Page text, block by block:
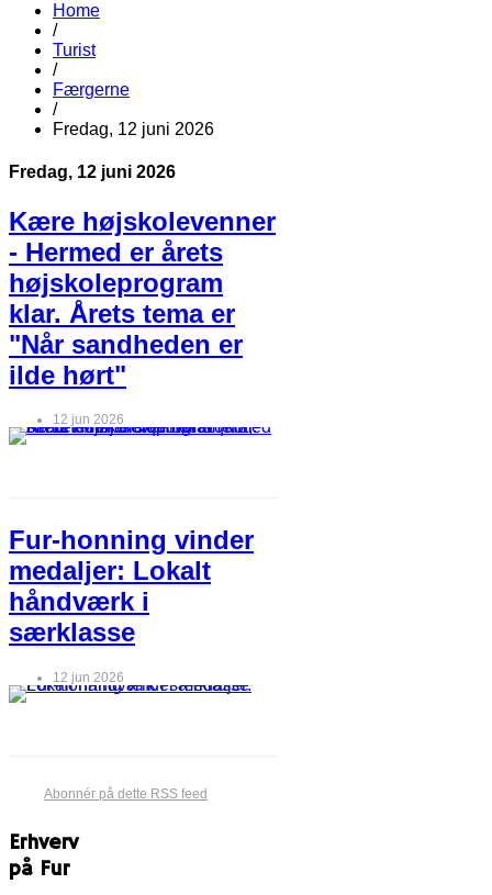
Home
/
Turist
/
Færgerne
/
Fredag, 12 juni 2026
Fredag, 12 juni 2026
Kære højskolevenner
- Hermed er årets
højskoleprogram
klar. Årets tema er
"Når sandheden er
ilde hørt"
12 jun 2026
Fur-honning vinder
medaljer: Lokalt
håndværk i
særklasse
12 jun 2026
Abonnér på dette RSS feed
Erhverv
på Fur